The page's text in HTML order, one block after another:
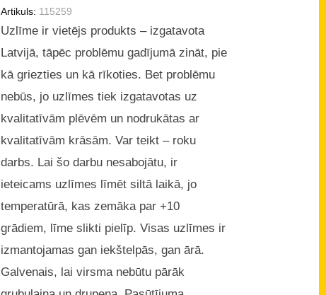
Artikuls: 115259
Uzlīme ir vietējs produkts – izgatavota
Latvijā, tāpēc problēmu gadījumā zināt, pie
kā griezties un kā rīkoties. Bet problēmu
nebūs, jo uzlīmes tiek izgatavotas uz
kvalitatīvām plēvēm un nodrukātas ar
kvalitatīvām krāsām. Var teikt – roku
darbs. Lai šo darbu nesabojātu, ir
ieteicams uzlīmes līmēt siltā laikā, jo
temperatūrā, kas zemāka par +10
grādiem, līme slikti pielīp. Visas uzlīmes ir
izmantojamas gan iekštelpās, gan ārā.
Galvenais, lai virsma nebūtu pārāk